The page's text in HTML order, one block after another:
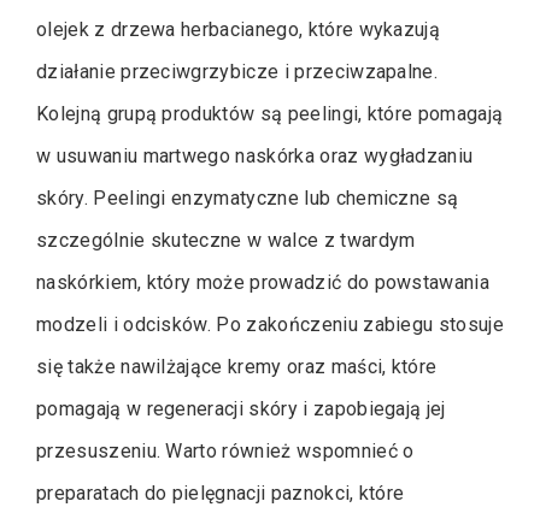
olejek z drzewa herbacianego, które wykazują
działanie przeciwgrzybicze i przeciwzapalne.
Kolejną grupą produktów są peelingi, które pomagają
w usuwaniu martwego naskórka oraz wygładzaniu
skóry. Peelingi enzymatyczne lub chemiczne są
szczególnie skuteczne w walce z twardym
naskórkiem, który może prowadzić do powstawania
modzeli i odcisków. Po zakończeniu zabiegu stosuje
się także nawilżające kremy oraz maści, które
pomagają w regeneracji skóry i zapobiegają jej
przesuszeniu. Warto również wspomnieć o
preparatach do pielęgnacji paznokci, które